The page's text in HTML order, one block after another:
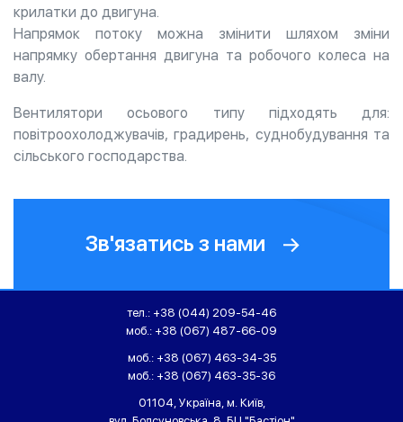
крилатки до двигуна.
Напрямок потоку можна змінити шляхом зміни
напрямку обертання двигуна та робочого колеса на
валу.
Вентилятори осьового типу підходять для:
повітроохолоджувачів, градирень, суднобудування та
сільського господарства.
Зв'язатись з нами
тел.: +38 (044) 209-54-46
моб.: +38 (067) 487-66-09
моб.:+38 (067) 463-34-35
моб.: +38 (067) 463-35-36
01104, Україна, м. Київ,